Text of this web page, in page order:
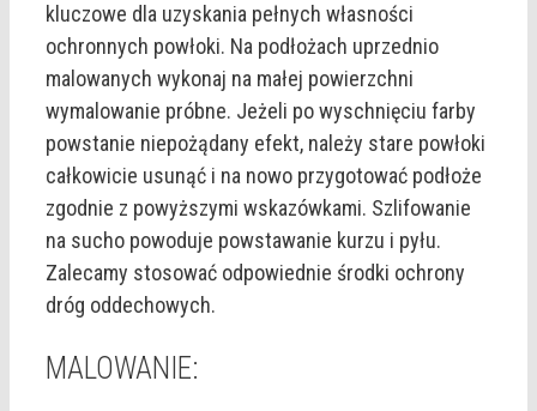
kluczowe dla uzyskania pełnych własności
ochronnych powłoki. Na podłożach uprzednio
malowanych wykonaj na małej powierzchni
wymalowanie próbne. Jeżeli po wyschnięciu farby
powstanie niepożądany efekt, należy stare powłoki
całkowicie usunąć i na nowo przygotować podłoże
zgodnie z powyższymi wskazówkami. Szlifowanie
na sucho powoduje powstawanie kurzu i pyłu.
Zalecamy stosować odpowiednie środki ochrony
dróg oddechowych.
MALOWANIE: